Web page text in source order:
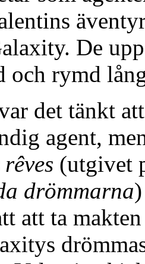
De
och rymd
det tänkt
agent,
(utgivet
drömmarna
att ta